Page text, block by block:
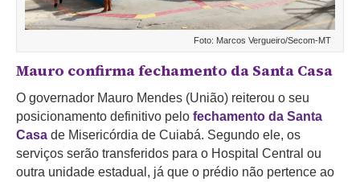
Foto: Marcos Vergueiro/Secom-MT
Mauro confirma fechamento da Santa Casa
O governador Mauro Mendes (União) reiterou o seu
posicionamento definitivo pelo fechamento da Santa
Casa de Misericórdia de Cuiabá. Segundo ele, os
serviços serão transferidos para o Hospital Central ou
outra unidade estadual, já que o prédio não pertence ao